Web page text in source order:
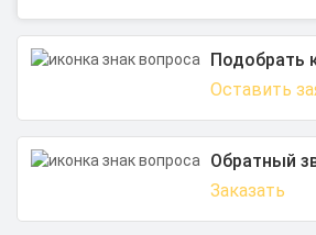
Подобрать
Оставить
Обратный
Заказать